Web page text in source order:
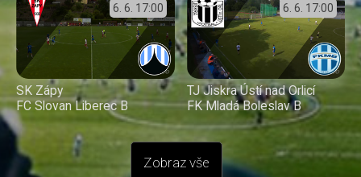
6. 6. 17:00
SK Zápy
FC Slovan Liberec B
6. 6. 17:00
TJ Jiskra Ústí nad Orlicí
FK Mladá Boleslav B
Zobraz vše